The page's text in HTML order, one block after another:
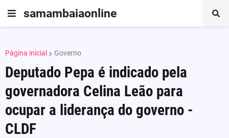
samambaiaonline
Página inicial Governo
Deputado Pepa é indicado pela
governadora Celina Leão para
ocupar a liderança do governo -
CLDF